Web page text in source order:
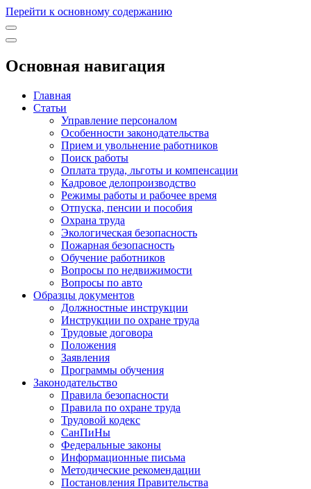
Перейти к основному содержанию
Основная навигация
Главная
Статьи
Управление персоналом
Особенности законодательства
Прием и увольнение работников
Поиск работы
Оплата труда, льготы и компенсации
Кадровое делопроизводство
Режимы работы и рабочее время
Отпуска, пенсии и пособия
Охрана труда
Экологическая безопасность
Пожарная безопасность
Обучение работников
Вопросы по недвижимости
Вопросы по авто
Образцы документов
Должностные инструкции
Инструкции по охране труда
Трудовые договора
Положения
Заявления
Программы обучения
Законодательство
Правила безопасности
Правила по охране труда
Трудовой кодекс
СанПиНы
Федеральные законы
Информационные письма
Методические рекомендации
Постановления Правительства